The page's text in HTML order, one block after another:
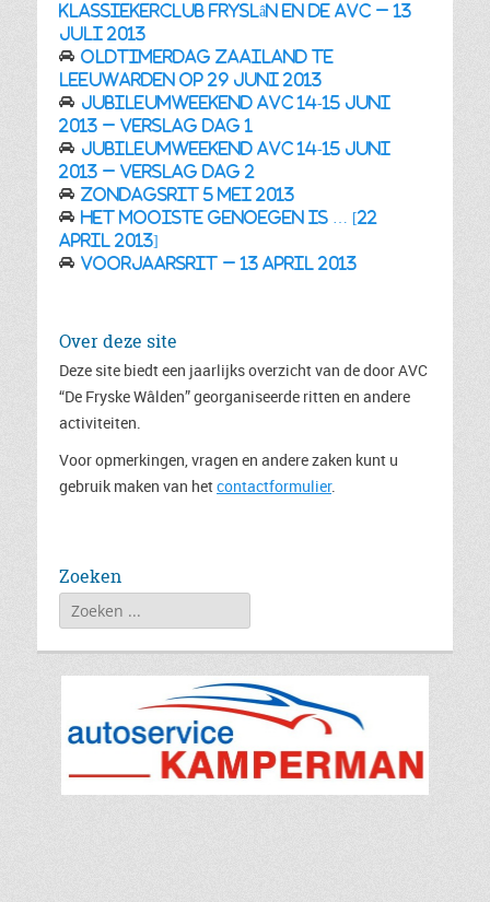
klassiekerclub Fryslân en de AVC – 13
juli 2013
Oldtimerdag Zaailand te
Leeuwarden op 29 juni 2013
Jubileumweekend AVC 14-15 juni
2013 – verslag dag 1
Jubileumweekend AVC 14-15 juni
2013 – verslag dag 2
Zondagsrit 5 mei 2013
HET MOOISTE GENOEGEN IS … [22
april 2013]
Voorjaarsrit – 13 april 2013
Over deze site
Deze site biedt een jaarlijks overzicht van de door AVC
“De Fryske Wâlden” georganiseerde ritten en andere
activiteiten.
Voor opmerkingen, vragen en andere zaken kunt u
gebruik maken van hetcontactformulier.
Zoeken
Zoeken
naar: